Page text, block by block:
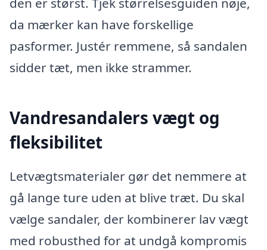
da mærker kan have forskellige
pasformer. Justér remmene, så sandalen
sidder tæt, men ikke strammer.
Vandresandalers vægt og
fleksibilitet
Letvægtsmaterialer gør det nemmere at
gå lange ture uden at blive træt. Du skal
vælge sandaler, der kombinerer lav vægt
med robusthed for at undgå kompromis